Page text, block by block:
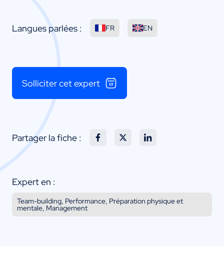
Langues parlées : FR EN
Solliciter cet expert
Partager la fiche :
Expert en :
Team-building, Performance, Préparation physique et
mentale, Management